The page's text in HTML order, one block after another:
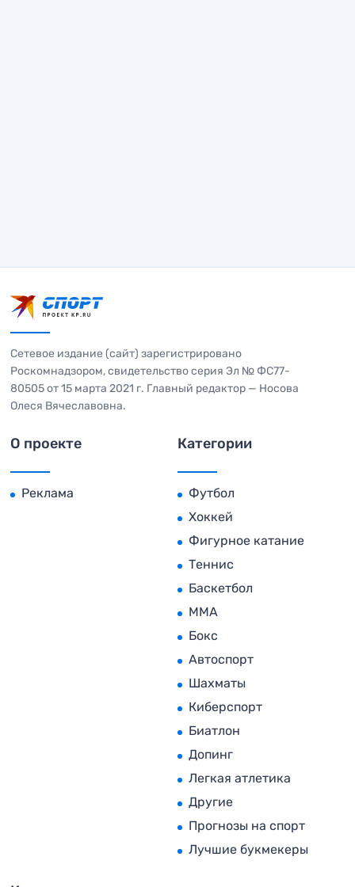
Сетевое издание (сайт) зарегистрировано
Роскомнадзором, свидетельство серия Эл № ФС77-
80505 от 15 марта 2021 г. Главный редактор — Носова
Олеся Вячеславовна.
О проекте
Реклама
Категории
Футбол
Хоккей
Фигурное катание
Теннис
Баскетбол
MMA
Бокс
Автоспорт
Шахматы
Киберспорт
Биатлон
Допинг
Легкая атлетика
Другие
Прогнозы на спорт
Лучшие букмекеры